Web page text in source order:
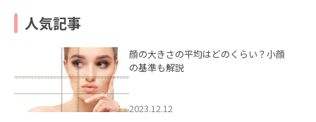
人気記事
顔の大きさの平均はどのくらい？小顔
の基準も解説
2023.12.12